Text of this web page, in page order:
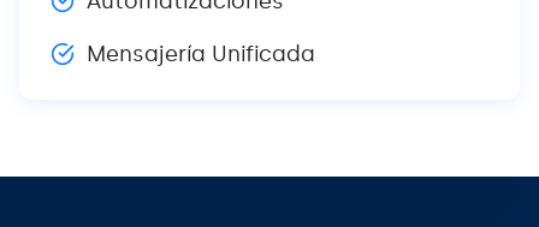
Mensajería Unificada